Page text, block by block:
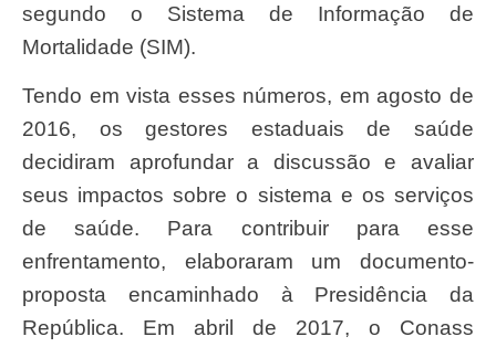
segundo o Sistema de Informação de
Mortalidade (SIM).
Tendo em vista esses números, em agosto de
2016, os gestores estaduais de saúde
decidiram aprofundar a discussão e avaliar
seus impactos sobre o sistema e os serviços
de saúde. Para contribuir para esse
enfrentamento, elaboraram um documento-
proposta encaminhado à Presidência da
República. Em abril de 2017, o Conass